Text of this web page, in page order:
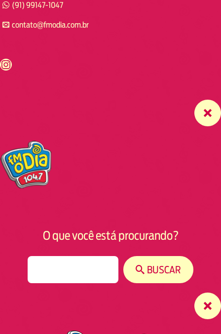
(91) 99147-1047
contato@fmodia.com.br
https://www.instagram.com/fmodia.cabofrio/
O que você está procurando?
BUSCAR